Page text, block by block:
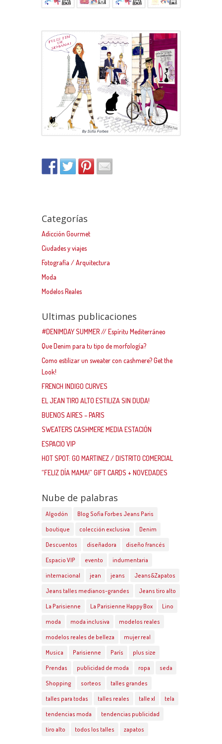
Categorías
Adicción Gourmet
Ciudades y viajes
Fotografía / Arquitectura
Moda
Modelos Reales
Ultimas publicaciones
#DENIMDAY SUMMER // Espíritu Mediterráneo
Que Denim para tu tipo de morfología?
Como estilizar un sweater con cashmere? Get the
Look!
FRENCH INDIGO CURVES
EL JEAN TIRO ALTO ESTILIZA SIN DUDA!
BUENOS AIRES – PARIS
SWEATERS CASHMERE MEDIA ESTACIÓN
ESPACIO VIP
HOT SPOT: GO MARTINEZ / DISTRITO COMERCIAL
“FELIZ DÍA MAMA!” GIFT CARDS + NOVEDADES
Nube de palabras
Algodón Blog Sofia Forbes Jeans Paris
boutique colección exclusiva Denim
Descuentos diseñadora diseño francés
Espacio VIP evento indumentaria
internacional jean jeans Jeans&Zapatos
Jeans talles medianos-grandes Jeans tiro alto
La Parisienne La Parisienne Happy Box Lino
moda moda inclusiva modelos reales
modelos reales de belleza mujer real
Musica Parisienne París plus size
Prendas publicidad de moda ropa seda
Shopping sorteos talles grandes
talles para todas talles reales talle xl tela
tendencias moda tendencias publicidad
tiro alto todos los talles zapatos